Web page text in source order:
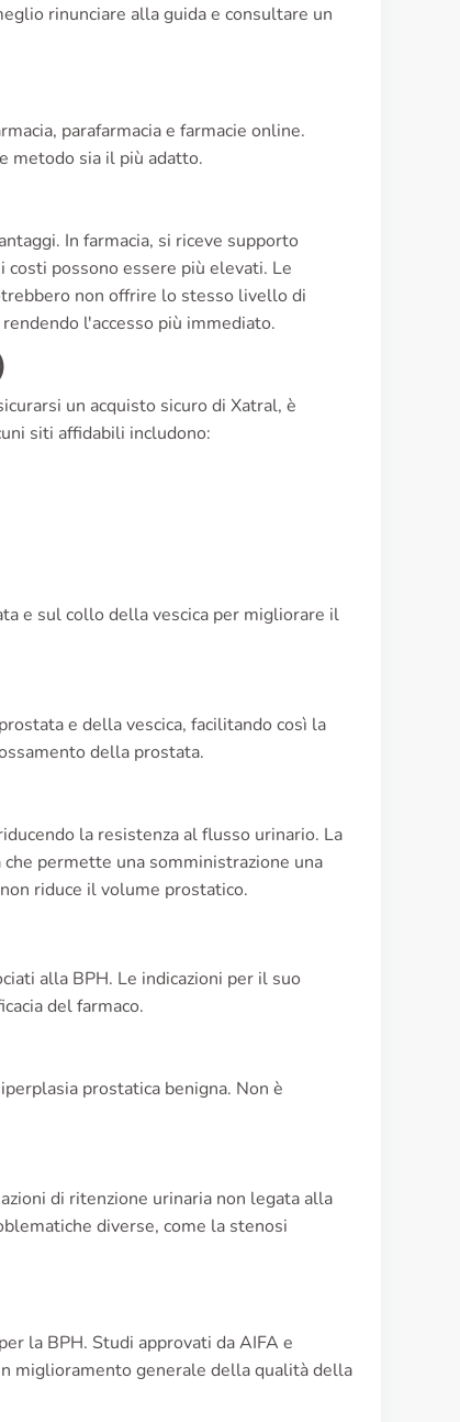
rinunciare alla guida e consultare un
parafarmacia e farmacie online.
metodo sia il più adatto.
In farmacia, si riceve supporto
costi possono essere più elevati. Le
non offrire lo stesso livello di
l'accesso più immediato.
un acquisto sicuro di Xatral, è
siti affidabili includono:
e sul collo della vescica per migliorare il
e della vescica, facilitando così la
della prostata.
la resistenza al flusso urinario. La
permette una somministrazione una
riduce il volume prostatico.
alla BPH. Le indicazioni per il suo
del farmaco.
prostatica benigna. Non è
di ritenzione urinaria non legata alla
diverse, come la stenosi
la BPH. Studi approvati da AIFA e
miglioramento generale della qualità della